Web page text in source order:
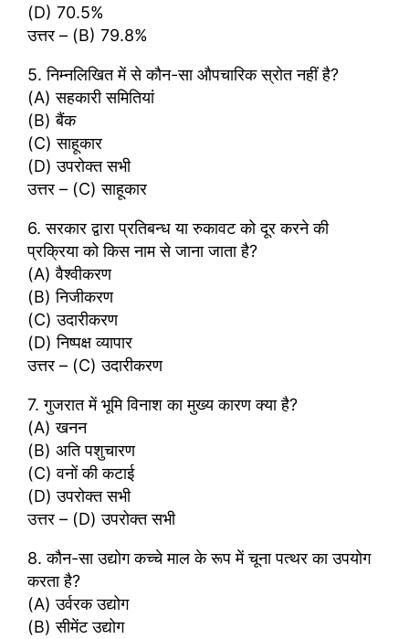
(D) 70.5%
उत्तर – (B) 79.8%
5. निम्नलिखित में से कौन-सा औपचारिक स्रोत नहीं है?
(A) सहकारी समितियां
(B) बैंक
(C) साहूकार
(D) उपरोक्त सभी
उत्तर – (C) साहूकार
6. सरकार द्वारा प्रतिबन्ध या रुकावट को दूर करने की
प्रक्रिया को किस नाम से जाना जाता है?
(A) वैश्वीकरण
(B) निजीकरण
(C) उदारीकरण
(D) निष्पक्ष व्यापार
उत्तर – (C) उदारीकरण
7. गुजरात में भूमि विनाश का मुख्य कारण क्या है?
(A) खनन
(B) अति पशुचारण
(C) वनों की कटाई
(D) उपरोक्त सभी
उत्तर – (D) उपरोक्त सभी
8. कौन-सा उ‌द्योग कच्चे माल के रूप में चूना पत्थर का उपयोग
करता है?
(A) उर्वरक उ‌द्योग
(B) सीमेंट उ‌द्योग